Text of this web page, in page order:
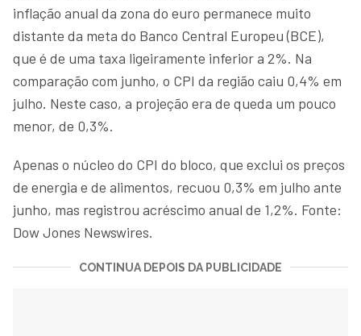
inflação anual da zona do euro permanece muito
distante da meta do Banco Central Europeu (BCE),
que é de uma taxa ligeiramente inferior a 2%. Na
comparação com junho, o CPI da região caiu 0,4% em
julho. Neste caso, a projeção era de queda um pouco
menor, de 0,3%.
Apenas o núcleo do CPI do bloco, que exclui os preços
de energia e de alimentos, recuou 0,3% em julho ante
junho, mas registrou acréscimo anual de 1,2%. Fonte:
Dow Jones Newswires.
CONTINUA DEPOIS DA PUBLICIDADE